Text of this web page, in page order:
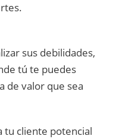
sus debilidades,
tú te puedes
de valor que sea
tu cliente potencial